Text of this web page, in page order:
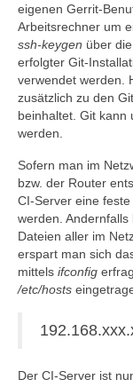
eigenen Gerrit-
Arbeitsrechner um
ssh-keygen über
erfolgter Git-
verwendet werden.
zusätzlich zu den
beinhaltet. Git kann
werden.
Sofern man im
bzw. der Router
CI-Server eine
werden.
Dateien aller im
erspart man sich
mittels ifconfig
/etc/hosts
Der CI-Server ist